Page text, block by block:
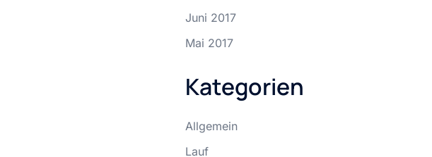
Juni 2017
Mai 2017
Kategorien
Allgemein
Lauf